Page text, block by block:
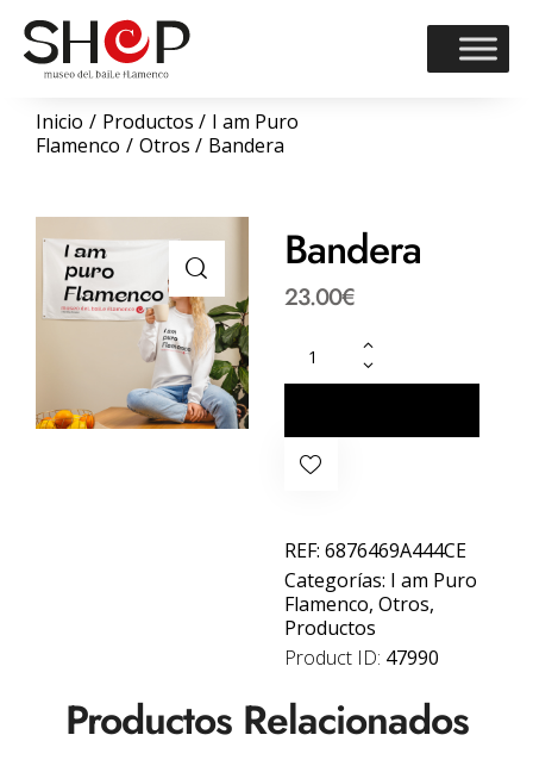
Inicio Productos
I am Puro
Flamenco
Otros Bandera
Bandera
23.00€
REF: 6876469A444CE
Categorías: I am Puro
Flamenco, Otros,
Productos
Product ID: 47990
Productos Relacionados